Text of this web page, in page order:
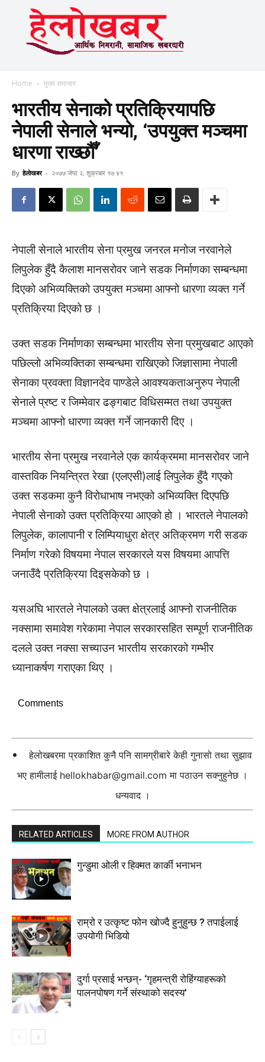
Home मुख्य समाचार
भारतीय सेनाको प्रतिक्रियापछि
नेपाली सेनाले भन्यो, ‘उपयुक्त मञ्चमा
धारणा राख्छौँ’
By हेलाेखबर - २०७७ जेष्ठ २, शुक्रबार १७:४१
नेपाली सेनाले भारतीय सेना प्रमुख जनरल मनोज नरवानेले
लिपुलेक हुँदै कैलाश मानसरोवर जाने सडक निर्माणका सम्बन्धमा
दिएको अभिव्यक्तिको उपयुक्त मञ्चमा आफ्नो धारणा व्यक्त गर्ने
प्रतिक्रिया दिएको छ ।
उक्त सडक निर्माणका सम्बन्धमा भारतीय सेना प्रमुखबाट आएको
पछिल्लो अभिव्यक्तिका सम्बन्धमा राखिएको जिज्ञासामा नेपाली
सेनाका प्रवक्ता विज्ञानदेव पाण्डेले आवश्यकताअनुरुप नेपाली
सेनाले प्रष्ट र जिम्मेवार ढङ्गबाट विधिसम्मत तथा उपयुक्त
मञ्चमा आफ्नो धारणा व्यक्त गर्ने जानकारी दिए ।
भारतीय सेना प्रमुख नरवानेले एक कार्यक्रममा मानसरोवर जाने
वास्तविक नियन्त्रित रेखा (एलएसी)लाई लिपुलेक हुँदै गएको
उक्त सडकमा कुनै विरोधाभाष नभएको अभिव्यक्ति दिएपछि
नेपाली सेनाको उक्त प्रतिक्रिया आएको हो । भारतले नेपालको
लिपुलेक, कालापानी र लिम्पियाधुरा क्षेत्र अतिक्रमण गरी सडक
निर्माण गरेको विषयमा नेपाल सरकारले यस विषयमा आपत्ति
जनाउँदै प्रतिक्रिया दिइसकेको छ ।
यसअघि भारतले नेपालको उक्त क्षेत्रलाई आफ्नो राजनीतिक
नक्सामा समावेश गरेकामा नेपाल सरकारसहित सम्पूर्ण राजनीतिक
दलले उक्त नक्सा सच्याउन भारतीय सरकारको गम्भीर
ध्यानाकर्षण गराएका थिए ।
Comments
हेलोखबरमा प्रकाशित कुनै पनि सामग्रीबारे केही गुनासो तथा सुझाव
भए हामीलाई hellokhabar@gmail.com मा पठाउन सक्नुहुनेछ ।
धन्यवाद ।
RELATED ARTICLES MORE FROM AUTHOR
गुन्डुमा ओली र हिक्मत कार्की भनाभन
राम्रो र उत्कृष्ट फोन खोज्दै हुनुहुन्छ ? तपाईलाई
उपयोगी भिडियो
दुर्गा प्रसाई भन्छन्- ‘गृहमन्त्री रोहिंग्याहरूको
पालनपोषण गर्ने संस्थाको सदस्य’